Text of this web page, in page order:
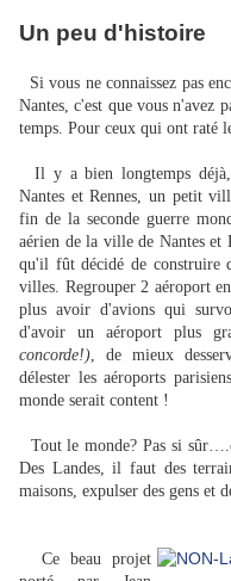
Un peu d'histoire
Si vous ne connaissez pas
Nantes, c'est que vous n'avez
temps. Pour ceux qui ont raté
Il y a bien longtemps déjà,
Nantes et Rennes, un petit
fin de la seconde guerre
aérien de la ville de Nantes et
qu'il fût décidé de construire
villes. Regrouper 2 aéroport
plus avoir d'avions qui
d'avoir un aéroport plus
concorde!), de mieux
délester les aéroports
monde serait content !
Tout le monde? Pas si
Des Landes, il faut des
maisons, expulser des gens et
Ce beau projet